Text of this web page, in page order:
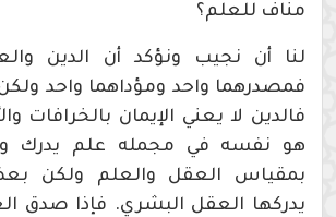
مناف للعلم؟
لنا أن نجيب ونؤكد أن الدين
فمصدرهما واحد ومؤداهما واحد
فالدين لا يعني الإيمان بالخرافات
هو نفسه في مجمله علم يدرك
بمقياس العقل والعلم ولكن
يدركها العقل البشري. فإذا صدق